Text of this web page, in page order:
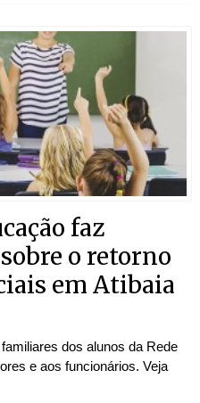
faz
o retorno
em Atibaia
dos alunos da Rede
e aos funcionários. Veja